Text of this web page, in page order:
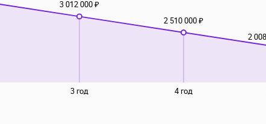
3 год 4 год
3 012 000 ₽
2 510 000 ₽
2